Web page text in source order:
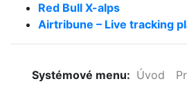
Red Bull X-alps
Airtribune – Live tracking
Systémové menu: Úvod